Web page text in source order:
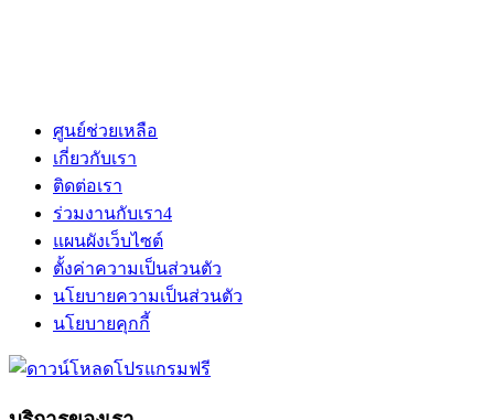
ศูนย์ช่วยเหลือ
เกี่ยวกับเรา
ติดต่อเรา
ร่วมงานกับเรา4
แผนผังเว็บไซต์
ตั้งค่าความเป็นส่วนตัว
นโยบายความเป็นส่วนตัว
นโยบายคุกกี้